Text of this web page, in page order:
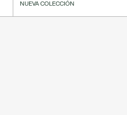
NUEVA COLECCIÓN